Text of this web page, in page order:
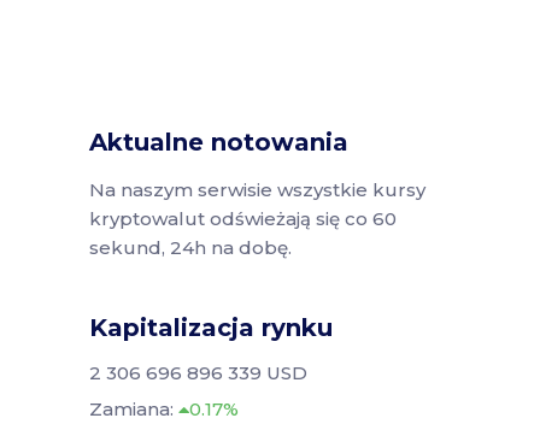
Aktualne notowania
Na naszym serwisie wszystkie kursy
kryptowalut odświeżają się co 60
sekund, 24h na dobę.
Kapitalizacja rynku
2 306 696 896 339 USD
Zamiana:
0.17%